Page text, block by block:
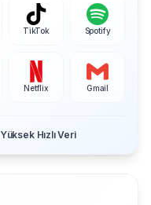
TikTok Spotify
Netflix Gmail
Yüksek Hızlı Veri